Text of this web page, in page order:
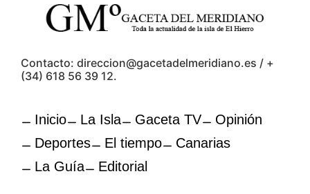
Contacto: direccion@gacetadelmeridiano.es / +
(34) 618 56 39 12.
Inicio La Isla Gaceta TV
Opinión
Deportes
El tiempo
Canarias
La Guía
Editorial